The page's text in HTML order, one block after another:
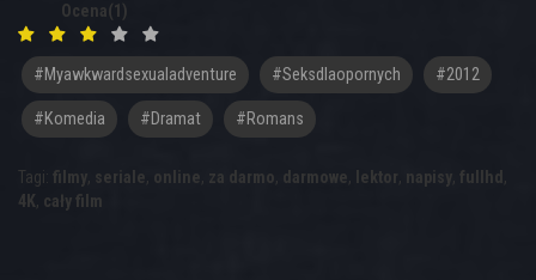
Ocena(1)
#myawkwardsexualadventure #seksdlaopornych #2012
#Komedia #Dramat #Romans
Tagi: filmy, seriale, online, za darmo, darmowe, lektor, napisy, fullhd ,
4K, cały film